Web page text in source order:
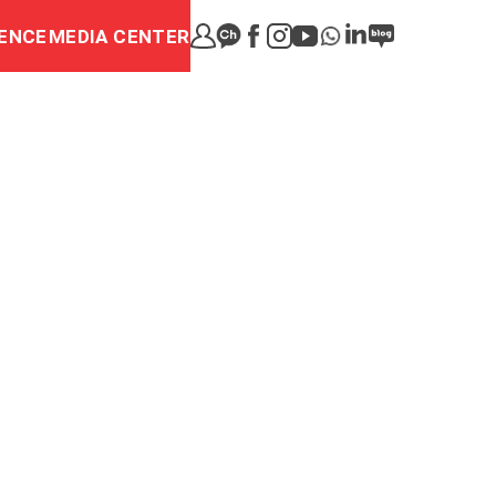
MEDIA CENTER